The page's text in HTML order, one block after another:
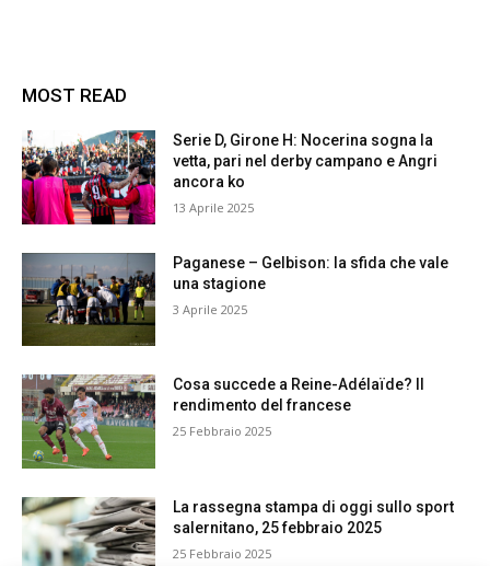
MOST READ
Serie D, Girone H: Nocerina sogna la
vetta, pari nel derby campano e Angri
ancora ko
13 Aprile 2025
Paganese – Gelbison: la sfida che vale
una stagione
3 Aprile 2025
Cosa succede a Reine-Adélaïde? Il
rendimento del francese
25 Febbraio 2025
La rassegna stampa di oggi sullo sport
salernitano, 25 febbraio 2025
25 Febbraio 2025